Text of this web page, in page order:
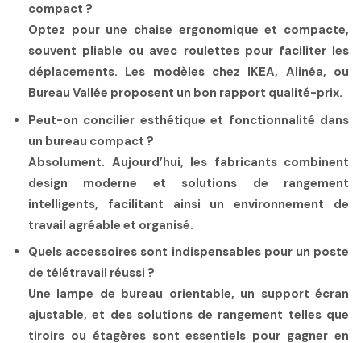
compact ?
Optez pour une chaise ergonomique et compacte,
souvent pliable ou avec roulettes pour faciliter les
déplacements. Les modèles chez IKEA, Alinéa, ou
Bureau Vallée proposent un bon rapport qualité-prix.
Peut-on concilier esthétique et fonctionnalité dans
un bureau compact ?
Absolument. Aujourd’hui, les fabricants combinent
design moderne et solutions de rangement
intelligents, facilitant ainsi un environnement de
travail agréable et organisé.
Quels accessoires sont indispensables pour un poste
de télétravail réussi ?
Une lampe de bureau orientable, un support écran
ajustable, et des solutions de rangement telles que
tiroirs ou étagères sont essentiels pour gagner en